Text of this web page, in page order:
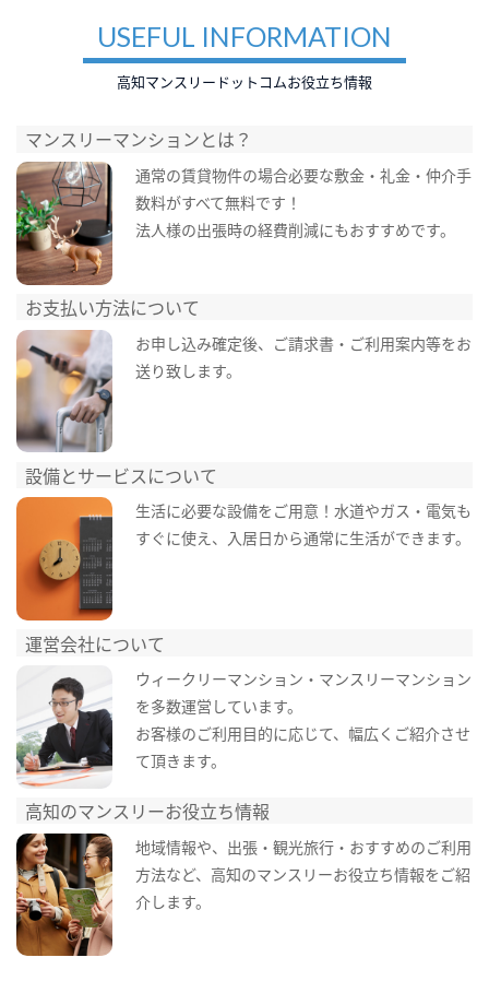
USEFUL INFORMATION
高知マンスリードットコムお役立ち情報
マンスリーマンションとは？
通常の賃貸物件の場合必要な敷金・礼金・仲介手
数料がすべて無料です！
法人様の出張時の経費削減にもおすすめです。
お支払い方法について
お申し込み確定後、ご請求書・ご利用案内等をお
送り致します。
設備とサービスについて
生活に必要な設備をご用意！水道やガス・電気も
すぐに使え、入居日から通常に生活ができます。
運営会社について
ウィークリーマンション・マンスリーマンション
を多数運営しています。
お客様のご利用目的に応じて、幅広くご紹介させ
て頂きます。
高知のマンスリーお役立ち情報
地域情報や、出張・観光旅行・おすすめのご利用
方法など、高知のマンスリーお役立ち情報をご紹
介します。